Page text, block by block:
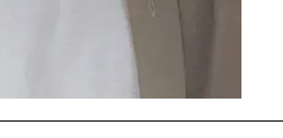
TVアニメ『戦隊大失格』
radio 大直会 2nd season